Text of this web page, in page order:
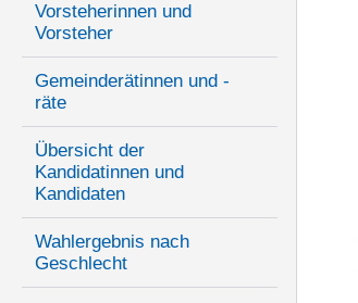
Vorsteherinnen und
Vorsteher
Gemeinderätinnen und -
räte
Übersicht der
Kandidatinnen und
Kandidaten
Wahlergebnis nach
Geschlecht